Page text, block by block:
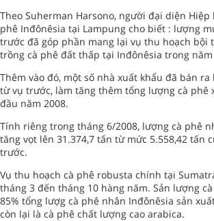
Theo Suherman Harsono, người đại diện Hiệp
phê Inđônêsia tại Lampung cho biết : lượng
trước đã góp phần mang lại vụ thu hoạch bội
trồng cà phê đất thấp tại Inđônêsia trong năm
Thêm vào đó, một số nhà xuất khẩu đã bán
từ vụ trước, làm tăng thêm tổng lượng cà phê
đầu năm 2008.
Tính riêng trong tháng 6/2008, lượng cà phê
tăng vọt lên 31.374,7 tấn từ mức 5.558,42 tấn
trước.
Vụ thu hoạch cà phê robusta chính tại
tháng 3 đến tháng 10 hàng năm. Sản lượng
85% tổng lượg cà phê nhân Inđônêsia sản
còn lại là cà phê chất lượng cao arabica.